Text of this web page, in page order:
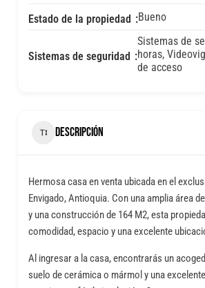
Estado de la propiedad Bueno
Sistemas de seguridad
Sistemas de
horas,
de acceso
DESCRIPCIÓN
Hermosa casa en venta ubicada en el
Envigado, Antioquia. Con una amplia área
y una construcción de 164 M2, esta
comodidad, espacio y una excelente
Al ingresar a la casa, encontrarás un
suelo de cerámica o mármol y una